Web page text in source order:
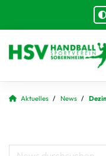
Aktuelles News